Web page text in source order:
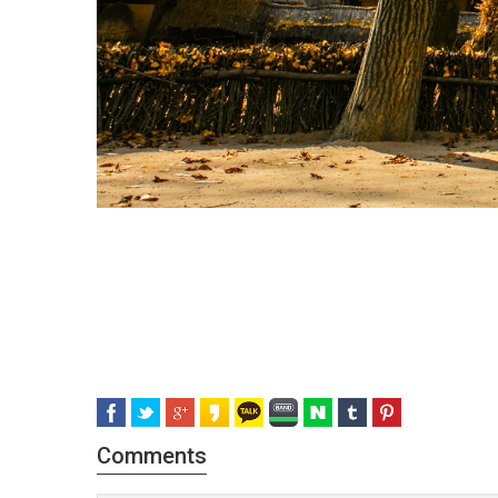
Comments